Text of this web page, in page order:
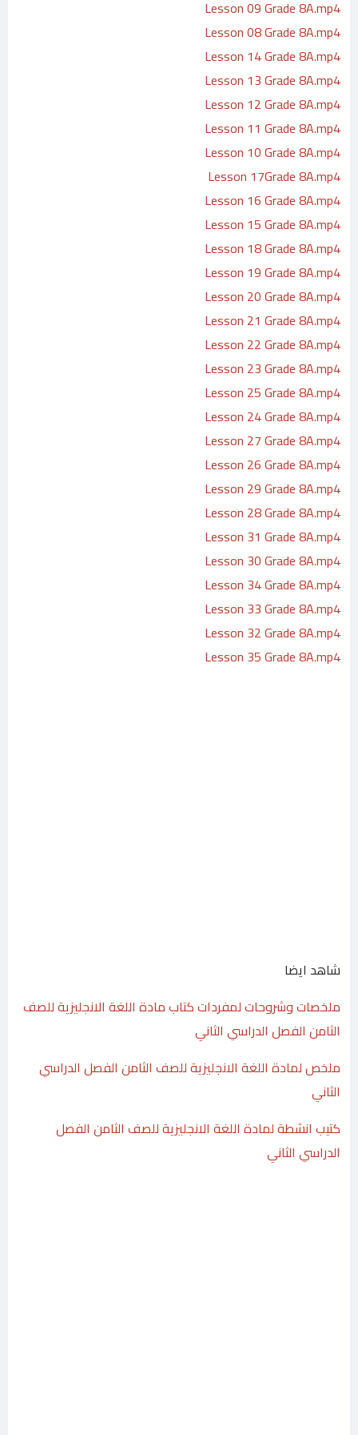
Lesson 09 Grade 8A.mp4
Lesson 08 Grade 8A.mp4
Lesson 14 Grade 8A.mp4
Lesson 13 Grade 8A.mp4
Lesson 12 Grade 8A.mp4
Lesson 11 Grade 8A.mp4
Lesson 10 Grade 8A.mp4
Lesson 17Grade 8A.mp4
Lesson 16 Grade 8A.mp4
Lesson 15 Grade 8A.mp4
Lesson 18 Grade 8A.mp4
Lesson 19 Grade 8A.mp4
Lesson 20 Grade 8A.mp4
Lesson 21 Grade 8A.mp4
Lesson 22 Grade 8A.mp4
Lesson 23 Grade 8A.mp4
Lesson 25 Grade 8A.mp4
Lesson 24 Grade 8A.mp4
Lesson 27 Grade 8A.mp4
Lesson 26 Grade 8A.mp4
Lesson 29 Grade 8A.mp4
Lesson 28 Grade 8A.mp4
Lesson 31 Grade 8A.mp4
Lesson 30 Grade 8A.mp4
Lesson 34 Grade 8A.mp4
Lesson 33 Grade 8A.mp4
Lesson 32 Grade 8A.mp4
Lesson 35 Grade 8A.mp4
شاهد ايضا
ملخصات وشروحات لمفردات كتاب مادة اللغة الانجليزية للصف
الثامن الفصل الدراسي الثاني
ملخص لمادة اللغة الانجليزية للصف الثامن الفصل الدراسي
الثاني
كتيب انشطة لمادة اللغة الانجليزية للصف الثامن الفصل
الدراسي الثاني